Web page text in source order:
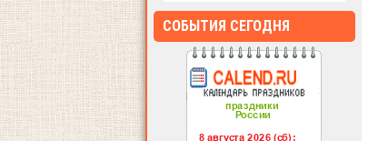
СОБЫТИЯ СЕГОДНЯ